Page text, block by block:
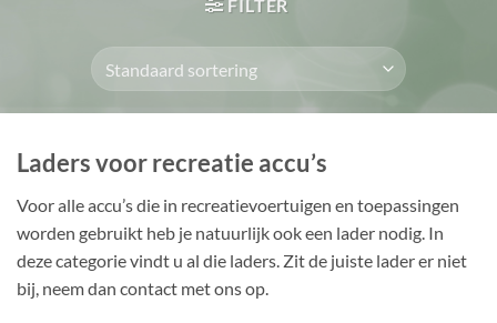
FILTER
Laders voor recreatie accu’s
Voor alle accu’s die in recreatievoertuigen en toepassingen
worden gebruikt heb je natuurlijk ook een lader nodig. In
deze categorie vindt u al die laders. Zit de juiste lader er niet
bij, neem dan contact met ons op.